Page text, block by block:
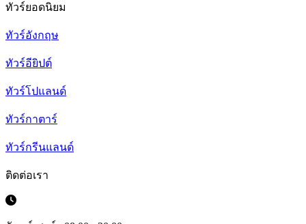
ทัวร์ยอดนิยม
ทัวร์อังกฤษ
ทัวร์อียิปต์
ทัวร์โปแลนด์
ทัวร์กาตาร์
ทัวร์กรีนแลนด์
ติดต่อเรา